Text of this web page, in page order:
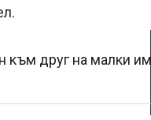
към друг на малки